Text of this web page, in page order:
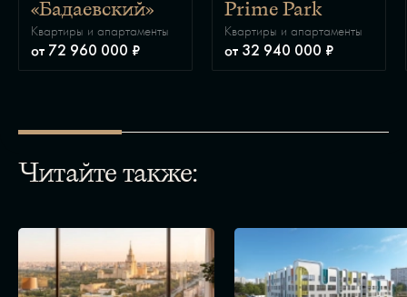
«Бадаевский»
Квартиры и апартаменты
от 72 960 000 ₽
Prime Park
Квартиры и апартаменты
от 32 940 000 ₽
Читайте также: